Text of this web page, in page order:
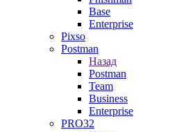
Base
Enterprise
Pixso
Postman
Назад
Postman
Team
Business
Enterprise
PRO32